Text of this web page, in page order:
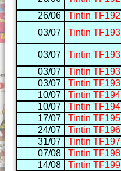
26/06
Tintin TF192
03/07
Tintin TF193
03/07 Tintin TF193
03/07
Tintin TF193
03/07
Tintin TF193
10/07
Tintin TF194
10/07
Tintin TF194
17/07
Tintin TF195
24/07
Tintin TF196
31/07
Tintin TF197
07/08
Tintin TF198
14/08
Tintin TF199